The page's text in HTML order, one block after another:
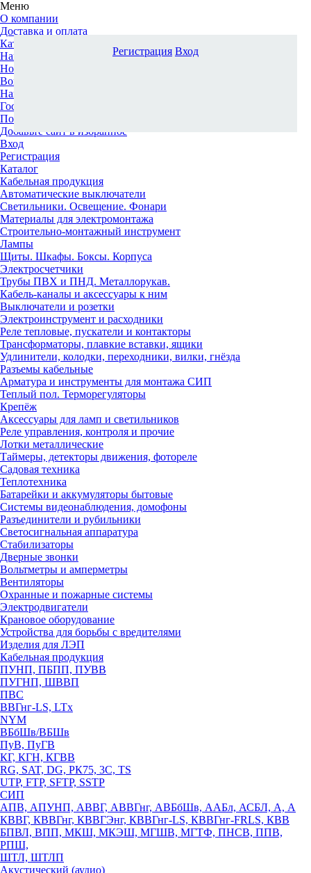
Меню
О компании
Доставка и оплата
Каталог
Наши офисы
Новости и новинки
Вопрос-ответ
Наша команда
Гос. заказчикам
Поставщикам
Добавьте сайт в избранное
Вход
Регистрация
Каталог
Кабельная продукция
Автоматические выключатели
Светильники. Освещение. Фонари
Материалы для электромонтажа
Строительно-монтажный инструмент
Лампы
Щиты. Шкафы. Боксы. Корпуса
Электросчетчики
Трубы ПВХ и ПНД. Металлорукав.
Кабель-каналы и аксессуары к ним
Выключатели и розетки
Электроинструмент и расходники
Реле тепловые, пускатели и контакторы
Трансформаторы, плавкие вставки, ящики
Удлинители, колодки, переходники, вилки, гнёзда
Разъемы кабельные
Арматура и инструменты для монтажа СИП
Теплый пол. Терморегуляторы
Крепёж
Аксессуары для ламп и светильников
Реле управления, контроля и прочие
Лотки металлические
Таймеры, детекторы движения, фотореле
Садовая техника
Теплотехника
Батарейки и аккумуляторы бытовые
Системы видеонаблюдения, домофоны
Разъединители и рубильники
Светосигнальная аппаратура
Стабилизаторы
Дверные звонки
Вольтметры и амперметры
Вентиляторы
Охранные и пожарные системы
Электродвигатели
Крановое оборудование
Устройства для борьбы с вредителями
Изделия для ЛЭП
Кабельная продукция
ПУНП, ПБПП, ПУВВ
ПУГНП, ШВВП
ПВС
ВВГнг-LS, LTx
NYM
ВБбШв/ВБШв
ПуВ, ПуГВ
КГ, КГН, КГВВ
RG, SAT, DG, РК75, 3С, TS
UTP, FTP, SFTP, SSTP
СИП
АПВ, АПУНП, АВВГ, АВВГнг, АВБбШв, ААБл, АСБЛ, А, А
КВВГ, КВВГнг, КВВГЭнг, КВВГнг-LS, КВВГнг-FRLS, КВВ
БПВЛ, ВПП, МКШ, МКЭШ, МГШВ, МГТФ, ПНСВ, ППВ,
РПШ,
ШТЛ, ШТЛП
Акустический (аудио)
Регистрация Вход